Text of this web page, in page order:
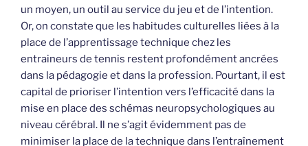
un moyen, un outil au service du jeu et de l’intention.
Or, on constate que les habitudes culturelles liées à la
place de l’apprentissage technique chez les
entraineurs de tennis restent profondément ancrées
dans la pédagogie et dans la profession. Pourtant, il est
capital de prioriser l’intention vers l’efficacité dans la
mise en place des schémas neuropsychologiques au
niveau cérébral. Il ne s’agit évidemment pas de
minimiser la place de la technique dans l’entraînement